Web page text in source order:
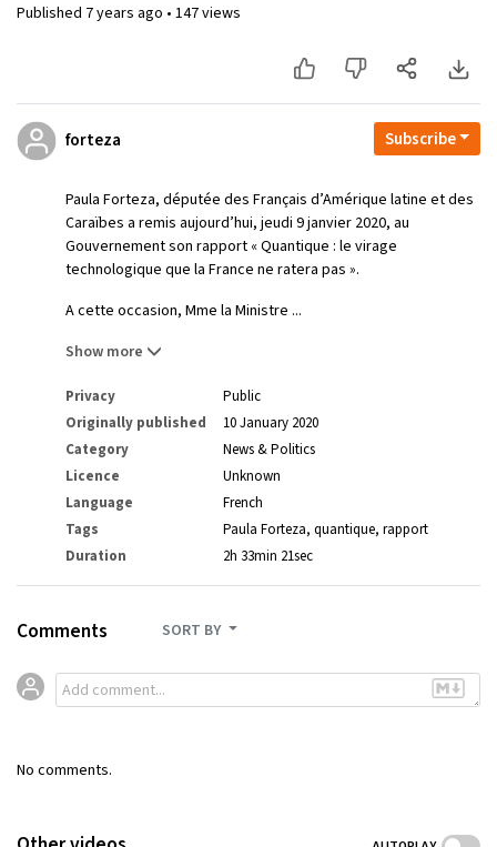
Published 7 years ago • 147 views
forteza Subscribe
Paula Forteza, députée des Français d’Amérique latine et des
Caraïbes a remis aujourd’hui, jeudi 9 janvier 2020, au
Gouvernement son rapport « Quantique : le virage
technologique que la France ne ratera pas ».
A cette occasion, Mme la Ministre ...
Show more
Privacy
Public
Originally published
10 January 2020
Category
News & Politics
Licence
Unknown
Language
French
Tags
Paula Forteza quantique rapport
Duration
2h 33min 21sec
Comments SORT BY
No comments.